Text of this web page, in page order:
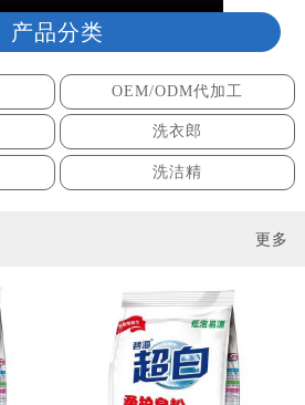
产品分类
OEM/ODM代加工
洗衣郎
洗洁精
更多